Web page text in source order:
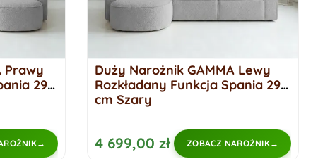
Prawy
299
Duży Narożnik GAMMA Lewy
Rozkładany Funkcja Spania 299
cm Szary
4 699,00 zł ZOBACZ NAROŻNIK